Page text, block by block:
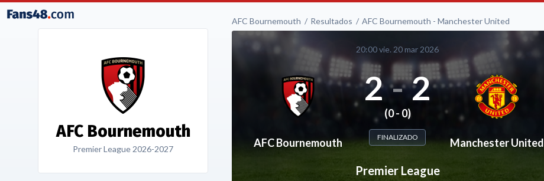
AFC Bournemouth
Premier League 2026-2027
AFC Bournemouth Resultados AFC Bournemouth - Manchester United
20:00 vie. 20 mar 2026
AFC Bournemouth
2 - 2
(0 - 0)
FINALIZADO Manchester United
Premier League